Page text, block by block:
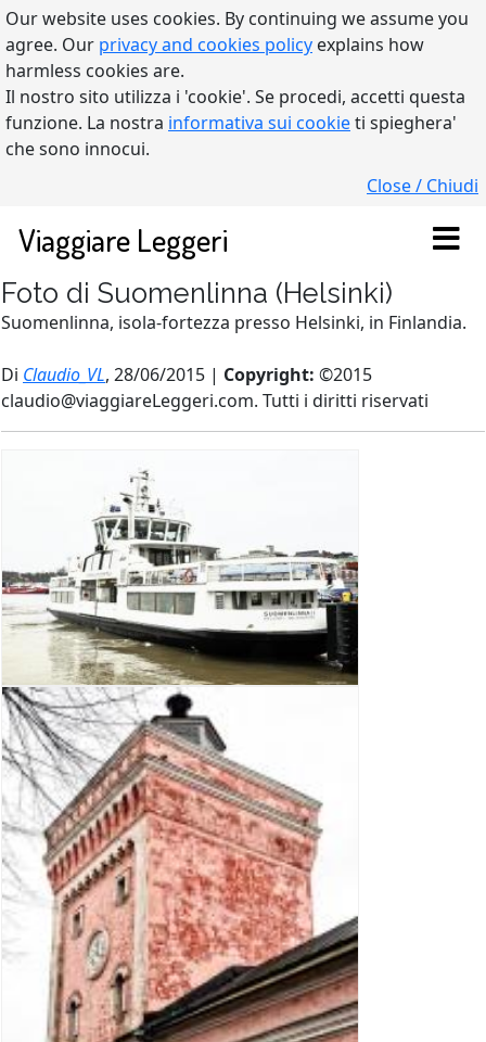
Our website uses cookies. By continuing we assume you
agree. Our privacy and cookies policy explains how
harmless cookies are.
Il nostro sito utilizza i 'cookie'. Se procedi, accetti questa
funzione. La nostra informativa sui cookieti spieghera'
che sono innocui.
Close / Chiudi
Viaggiare Leggeri
Foto di Suomenlinna (Helsinki)
Suomenlinna, isola-fortezza presso Helsinki, in Finlandia.
Di Claudio_VL, 28/06/2015 | Copyright: ©2015
claudio@viaggiareLeggeri.com. Tutti i diritti riservati